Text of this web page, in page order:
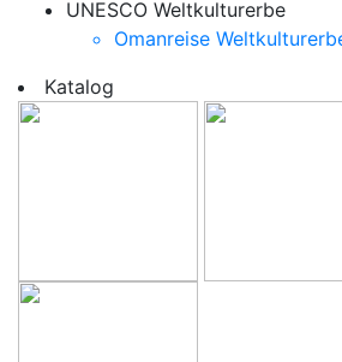
UNESCO Weltkulturerbe
Omanreise
Katalog